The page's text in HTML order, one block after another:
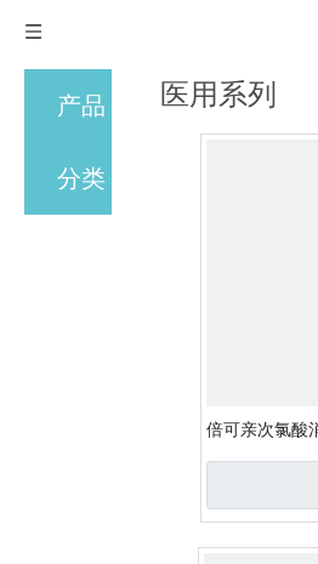
产品
分类
医用系列
倍可亲次氯酸